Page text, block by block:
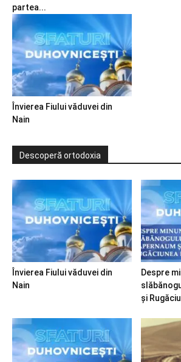
partea...
Învierea Fiului văduvei din
Nain
Descoperă ortodoxia
Învierea Fiului văduvei din
Nain
Despre
și